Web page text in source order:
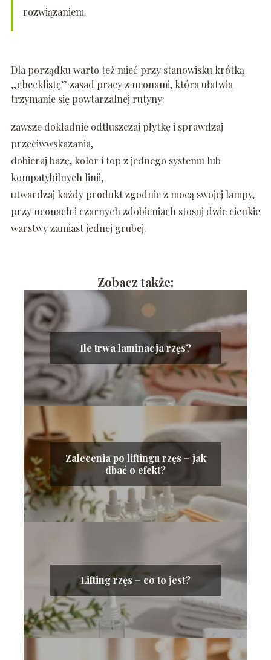
rozwiązaniem.
Dla porządku warto też mieć przy stanowisku krótką
„checklistę” zasad pracy z neonami, która ułatwia
trzymanie się powtarzalnej rutyny:
zawsze dokładnie odtłuszczaj płytkę i sprawdzaj
przeciwwskazania,
dobieraj bazę, kolor i top z jednego systemu lub
kompatybilnych linii,
utwardzaj każdy produkt zgodnie z mocą swojej lampy,
przy neonach i czarnych zdobieniach stosuj dwie cienkie
warstwy zamiast jednej grubej.
Zobacz także:
Ile trwa laminacja rzęs?
Zalecenia po liftingu rzęs – jak
dbać o efekt?
Lifting rzęs – co to jest?